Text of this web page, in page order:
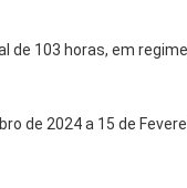
de 103 horas, em
de 2024 a 15 de